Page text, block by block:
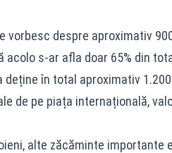
vorbesc despre aproximativ
acolo s-ar afla doar 65% din
deține în total aproximativ
de pe piața internațională,
alte zăcăminte importante